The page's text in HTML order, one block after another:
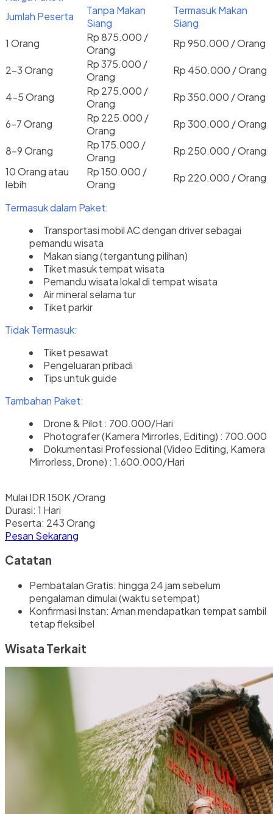
Jumlah Peserta
Tanpa Makan
Siang
Termasuk Makan
Siang
1 Orang
Rp 875.000 /
Orang
Rp 950.000 / Orang
2-3 Orang
Rp 375.000 /
Orang
Rp 450.000 / Orang
4-5 Orang
Rp 275.000 /
Orang
Rp 350.000 / Orang
6-7 Orang
Rp 225.000 /
Orang
Rp 300.000 / Orang
8-9 Orang
Rp 175.000 /
Orang
Rp 250.000 / Orang
10 Orang atau
lebih
Rp 150.000 /
Orang
Rp 220.000 / Orang
Termasuk dalam Paket:
Transportasi mobil AC dengan driver sebagai
pemandu wisata
Makan siang (tergantung pilihan)
Tiket masuk tempat wisata
Pemandu wisata lokal di tempat wisata
Air mineral selama tur
Tiket parkir
Tidak Termasuk:
Tiket pesawat
Pengeluaran pribadi
Tips untuk guide
Tambahan Paket:
Drone & Pilot : 700.000/Hari
Photografer (Kamera Mirrorles, Editing) : 700.000
Dokumentasi Professional (Video Editing, Kamera
Mirrorless, Drone) : 1.600.000/Hari
Mulai IDR 150K /Orang
Durasi: 1 Hari
Peserta: 243 Orang
Pesan Sekarang
Catatan
Pembatalan Gratis: hingga 24 jam sebelum
pengalaman dimulai (waktu setempat)
Konfirmasi Instan: Aman mendapatkan tempat sambil
tetap fleksibel
Wisata Terkait